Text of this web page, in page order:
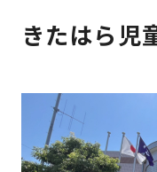
きたはら児